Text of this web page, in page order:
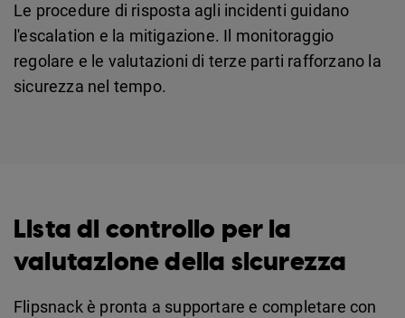
Le procedure di risposta agli incidenti guidano
l'escalation e la mitigazione. Il monitoraggio
regolare e le valutazioni di terze parti rafforzano la
sicurezza nel tempo.
Lista di controllo per la
valutazione della sicurezza
Flipsnack è pronta a supportare e completare con